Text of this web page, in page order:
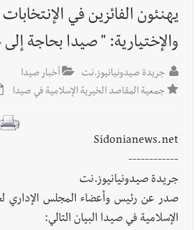
أخبار لبنان إنفجار مرفأ أم إنفجار
أخبار لبنان
فكيف أقرّت الزيادة؟
أخبار لبنان مواجهة مؤجّلة لنزاع طويل
يهنئون الفائزين في الإنتخابات
والإختيارية: " صيدا بحاجة
جريدة صيدونيانيوز.نت
أخبار صيدا
جمعية المقاصد الخيرية الإسلامية في صيدا
Sidonianews.net
------------
جريدة صيدونيانيوز.نت
صدر عن رئيس وأعضاء المجلس الإداري
الإسلامية في صيدا البيان التالي: